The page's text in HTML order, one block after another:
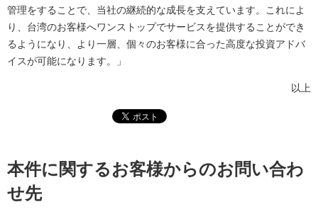
管理をすることで、当社の継続的な成長を支えています。これによ
り、台湾のお客様へワンストップでサービスを提供することができ
るようになり、より一層、個々のお客様に合った高度な投資アドバ
イスが可能になります。」
以上
本件に関するお客様からのお問い合わ
せ先